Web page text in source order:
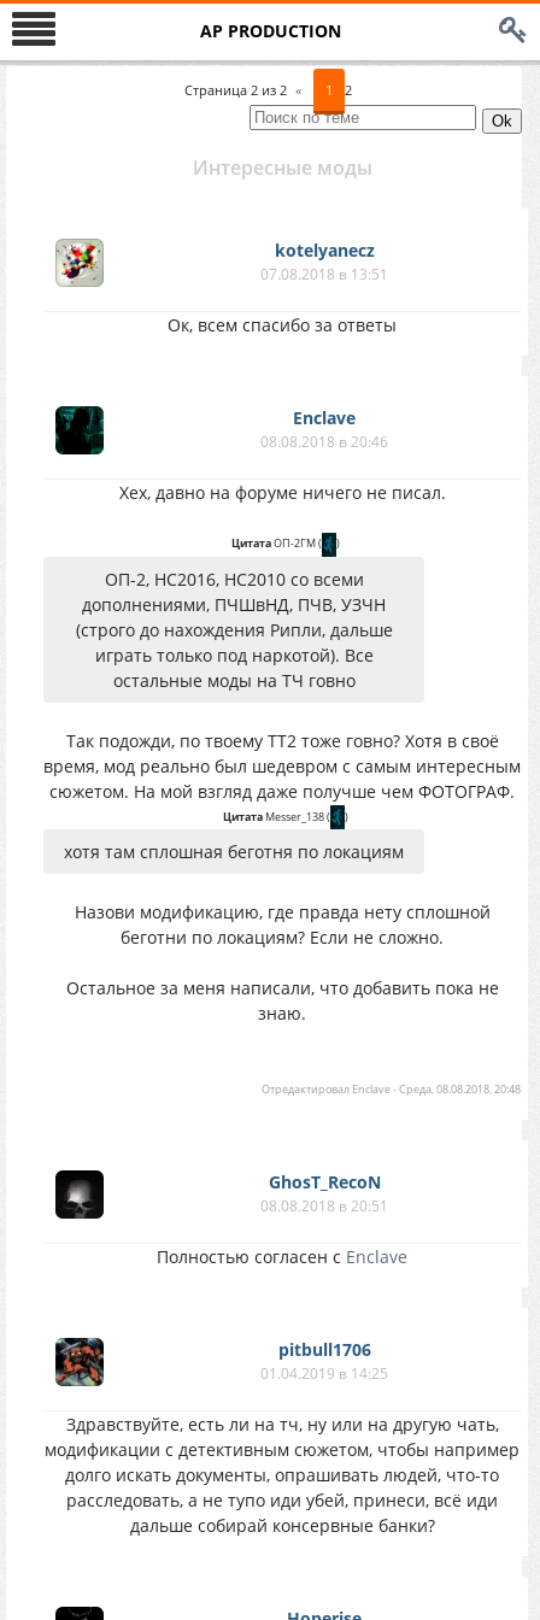
AP PRODUCTION
Страница 2 из 2 « 1 2
Интересные моды
kotelyanecz
07.08.2018 в 13:51
Ок, всем спасибо за ответы
Enclave
08.08.2018 в 20:46
Хех, давно на форуме ничего не писал.
ЦитатаОП-2ГМ( )
ОП-2, НС2016, НС2010 со всеми
дополнениями, ПЧШвНД, ПЧВ, УЗЧН
(строго до нахождения Рипли, дальше
играть только под наркотой). Все
остальные моды на ТЧ говно
Так подожди, по твоему ТТ2 тоже говно? Хотя в своё
время, мод реально был шедевром с самым интересным
сюжетом. На мой взгляд даже получше чем ФОТОГРАФ.
ЦитатаMesser_138( )
хотя там сплошная беготня по локациям
Назови модификацию, где правда нету сплошной
беготни по локациям? Если не сложно.
Остальное за меня написали, что добавить пока не
знаю.
Отредактировал Enclave-Среда, 08.08.2018, 20:48
GhosT_RecoN
08.08.2018 в 20:51
Полностью согласен с Enclave
pitbull1706
01.04.2019 в 14:25
Здравствуйте, есть ли на тч, ну или на другую чать,
модификации с детективным сюжетом, чтобы например
долго искать документы, опрашивать людей, что-то
расследовать, а не тупо иди убей, принеси, всё иди
дальше собирай консервные банки?